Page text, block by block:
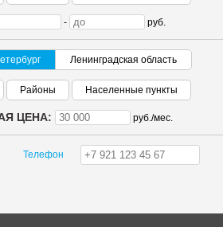
- руб.
Ленинградская область
Районы Населенные пункты
ЦЕНА: руб./мес.
Телефон